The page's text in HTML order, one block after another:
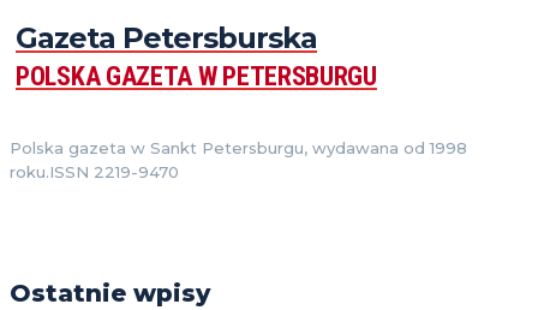
Gazeta Petersburska
POLSKA GAZETA W PETERSBURGU
Polska gazeta w Sankt Petersburgu, wydawana od 1998
roku.ISSN 2219-9470
Ostatnie wpisy